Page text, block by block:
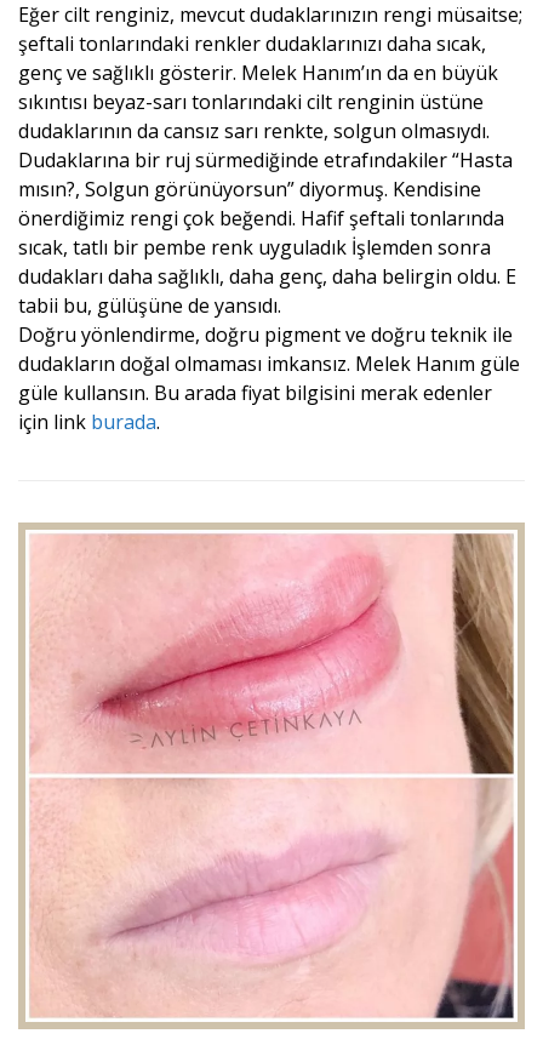
Eğer cilt renginiz, mevcut dudaklarınızın rengi müsaitse;
şeftali tonlarındaki renkler dudaklarınızı daha sıcak,
genç ve sağlıklı gösterir. Melek Hanım’ın da en büyük
sıkıntısı beyaz-sarı tonlarındaki cilt renginin üstüne
dudaklarının da cansız sarı renkte, solgun olmasıydı.
Dudaklarına bir ruj sürmediğinde etrafındakiler “Hasta
mısın?, Solgun görünüyorsun” diyormuş. Kendisine
önerdiğimiz rengi çok beğendi. Hafif şeftali tonlarında
sıcak, tatlı bir pembe renk uyguladık İşlemden sonra
dudakları daha sağlıklı, daha genç, daha belirgin oldu. E
tabii bu, gülüşüne de yansıdı.
Doğru yönlendirme, doğru pigment ve doğru teknik ile
dudakların doğal olmaması imkansız. Melek Hanım güle
güle kullansın. Bu arada fiyat bilgisini merak edenler
için link burada.